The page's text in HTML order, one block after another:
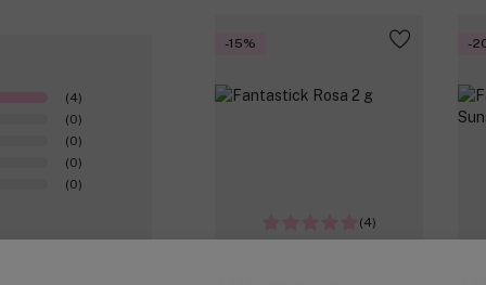
-15%
(4)
-
(4)
(0)
(0)
(0)
(0)